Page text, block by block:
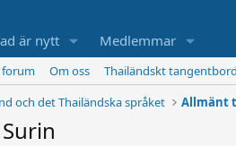
är nytt Medlemmar
forum Om oss
Thailändskt tangentbord
och det Thailändska språket
Allmänt